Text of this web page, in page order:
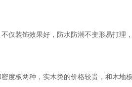
仅装饰效果好，防水防潮不变形易打理
度板两种，实木类的价格较贵，和木地